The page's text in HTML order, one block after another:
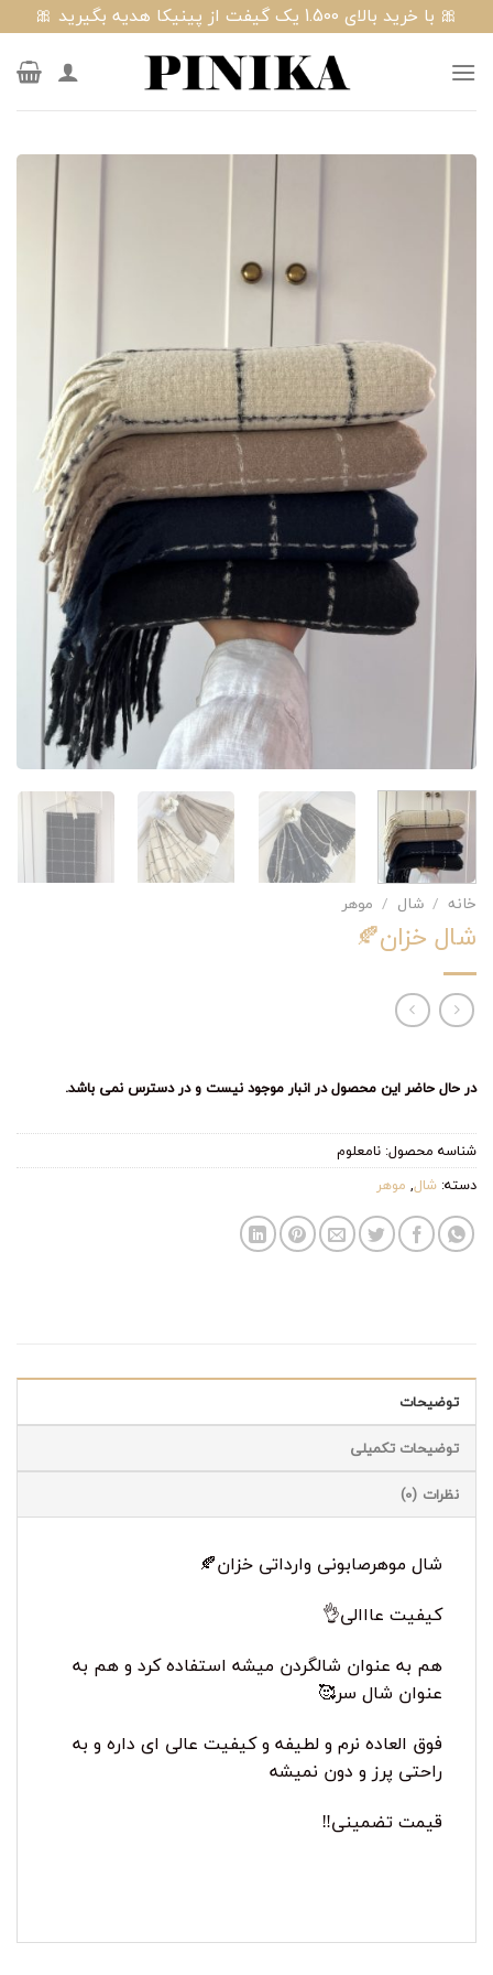
to
content
🎀 با خرید بالای 1.500 یک گیفت از پینیکا هدیه بگیرید 🎀
خانه / شال / موهر
شال خزان🍂
در حال حاضر این محصول در انبار موجود نیست و در دسترس نمی باشد.
شناسه محصول: نامعلوم
دسته: شال, موهر
توضیحات
توضیحات تکمیلی
نظرات (0)
شال موهرصابونی وارداتی خزان🍂
کیفیت عااالی👌
هم به عنوان شالگردن میشه استفاده کرد و هم به
عنوان شال سر🥰
فوق العاده نرم و لطیفه و کیفیت عالی ای داره و به
راحتی پرز و دون نمیشه
قیمت تضمینی‼️